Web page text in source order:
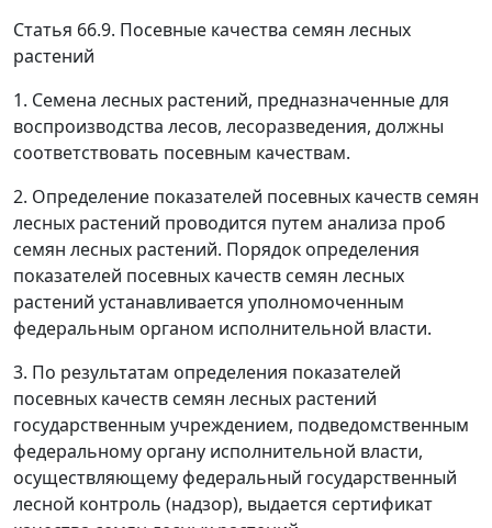
Статья 66.9. Посевные качества семян лесных
растений
1. Семена лесных растений, предназначенные для
воспроизводства лесов, лесоразведения, должны
соответствовать посевным качествам.
2. Определение показателей посевных качеств семян
лесных растений проводится путем анализа проб
семян лесных растений. Порядок определения
показателей посевных качеств семян лесных
растений устанавливается уполномоченным
федеральным органом исполнительной власти.
3. По результатам определения показателей
посевных качеств семян лесных растений
государственным учреждением, подведомственным
федеральному органу исполнительной власти,
осуществляющему федеральный государственный
лесной контроль (надзор), выдается сертификат